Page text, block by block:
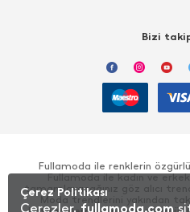
Bizi
Fullamoda ile renklerin
Fullamoda ile kadın ve
tamamlayacağınız göz alıcı
Moda trendlerini yakından
Çerez Politikası
Çerezler, fullamoda.com